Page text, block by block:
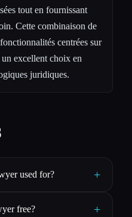
tout en fournissant
Cette combinaison de
centrées sur
excellent choix en
juridiques.
used for? +
free? +